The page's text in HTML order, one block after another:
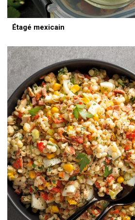
Étagé mexicain